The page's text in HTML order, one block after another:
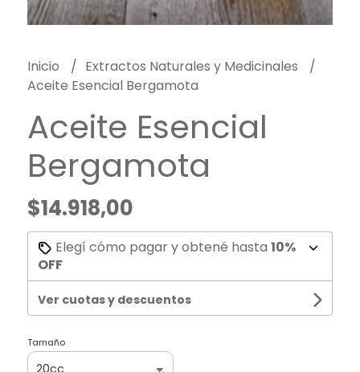
Inicio
Extractos Naturales y Medicinales
Aceite Esencial Bergamota
Aceite Esencial
Bergamota
$14.918,00
Elegí cómo pagar y obtené hasta 10%
OFF
Ver cuotas y descuentos
Tamaño